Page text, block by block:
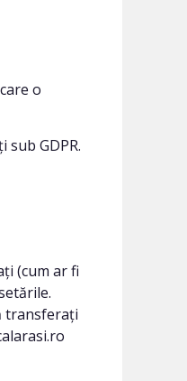
o
GDPR.
(cum ar fi
transferați